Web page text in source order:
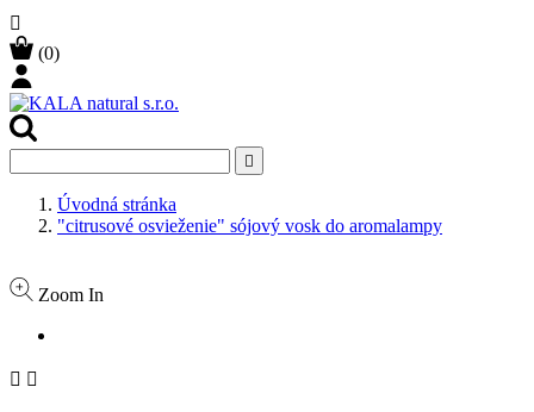

(0)

Úvodná stránka
"citrusové osvieženie" sójový vosk do aromalampy
Zoom In
 